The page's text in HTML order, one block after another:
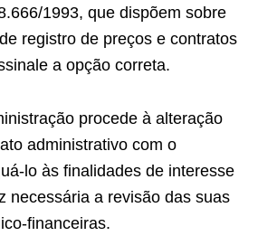
1993, que dispõem sobre
registro de preços e contratos
a opção correta.
procede à alteração
administrativo com o
lo às finalidades de interesse
necessária a revisão das suas
financeiras.